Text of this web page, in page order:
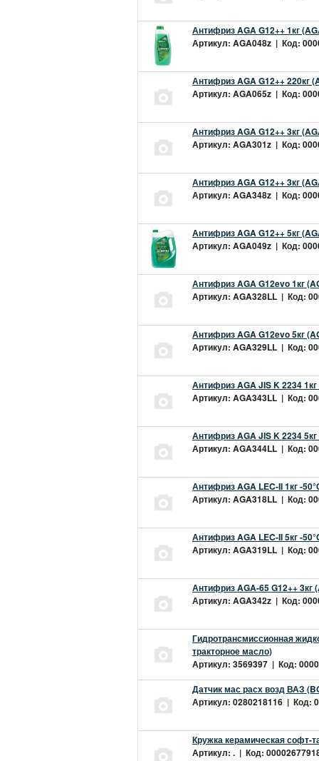
Антифриз AGA G12++ 1кг
Артикул: AGA048z | Код:
Антифриз AGA G12++ 220кг
Артикул: AGA065z | Код:
Антифриз AGA G12++ 3кг
Артикул: AGA301z | Код:
Антифриз AGA G12++ 3кг
Артикул: AGA348z | Код:
Антифриз AGA G12++ 5кг
Артикул: AGA049z | Код:
Антифриз AGA G12evo 1кг
Артикул: AGA328LL | Код:
Антифриз AGA G12evo 5кг
Артикул: AGA329LL | Код:
Антифриз AGA JIS K 2234
Артикул: AGA343LL | Код:
Антифриз AGA JIS K 2234
Артикул: AGA344LL | Код:
Антифриз AGA LEC-II 1кг -
Артикул: AGA318LL | Код:
Антифриз AGA LEC-II 5кг -
Артикул: AGA319LL | Код:
Антифриз AGA-65 G12++ 3кг
Артикул: AGA342z | Код:
Гидротрансмиссионная
тракторное масло)
Артикул: 3569397 | Код:
Датчик мас расх возд ВАЗ
Артикул: 0280218116 | Код:
Кружка керамическая софт-
Артикул: . | Код: